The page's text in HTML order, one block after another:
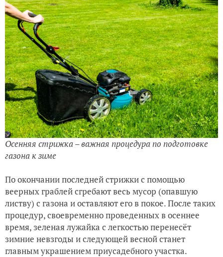
Осенняя стрижка – важная процедура по подготовке
газона к зиме
По окончании последней стрижки с помощью
веерных граблей сгребают весь мусор (опавшую
листву) с газона и оставляют его в покое. После таких
процедур, своевременно проведенных в осеннее
время, зеленая лужайка с легкостью перенесёт
зимние невзгоды и следующей весной станет
главным украшением приусадебного участка.